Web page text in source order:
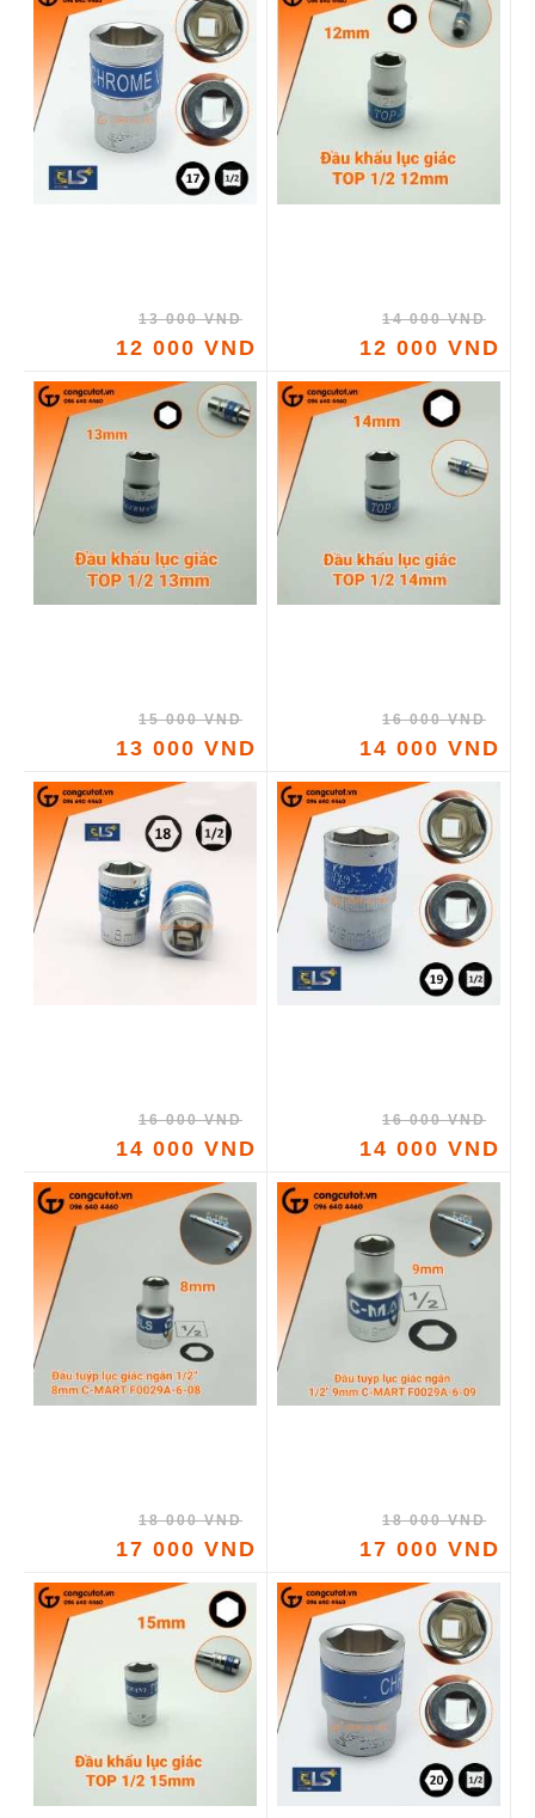
13 000 VND
12 000 VND
14 000 VND
12 000 VND
15 000 VND
13 000 VND
16 000 VND
14 000 VND
16 000 VND
14 000 VND
16 000 VND
14 000 VND
18 000 VND
17 000 VND
18 000 VND
17 000 VND